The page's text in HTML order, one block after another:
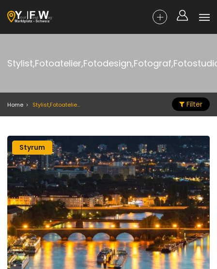
Home Stylist,Fotoatelier,Fotodesign,Fotograf,Fotostudio,Stylist Filter
Styrum